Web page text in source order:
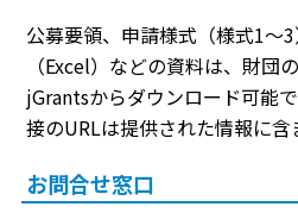
公募要領、申請様式（様式1〜
（Excel）などの資料は、財団
jGrantsからダウンロード可能
接のURLは提供された情報に含
お問合せ窓口